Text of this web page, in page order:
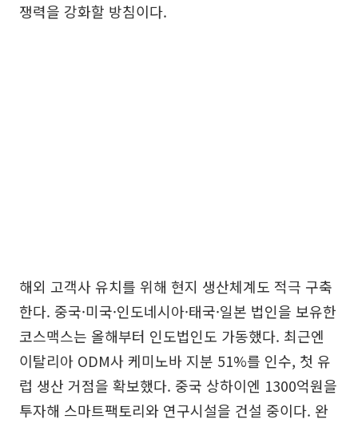
쟁력을 강화할 방침이다.
해외 고객사 유치를 위해 현지 생산체계도 적극 구축
한다. 중국·미국·인도네시아·태국·일본 법인을 보유한
코스맥스는 올해부터 인도법인도 가동했다. 최근엔
이탈리아 ODM사 케미노바 지분 51%를 인수, 첫 유
럽 생산 거점을 확보했다. 중국 상하이엔 1300억원을
투자해 스마트팩토리와 연구시설을 건설 중이다. 완